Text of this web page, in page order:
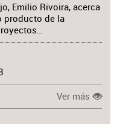
Emilio Rivoira, acerca
producto de la
Ver más